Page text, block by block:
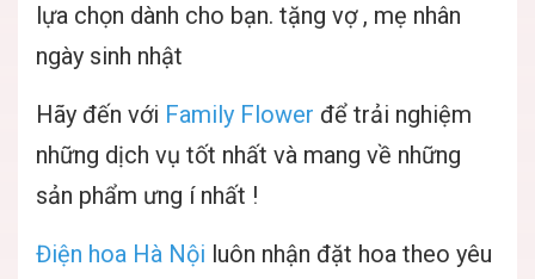
lựa chọn dành cho bạn. tặng vợ , mẹ nhân
ngày sinh nhật
Hãy đến với Family Flower để trải nghiệm
những dịch vụ tốt nhất và mang về những
sản phẩm ưng í nhất !
Điện hoa Hà Nội luôn nhận đặt hoa theo yêu